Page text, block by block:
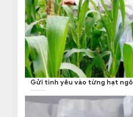
Gửi tình yêu vào từng hạt ngô